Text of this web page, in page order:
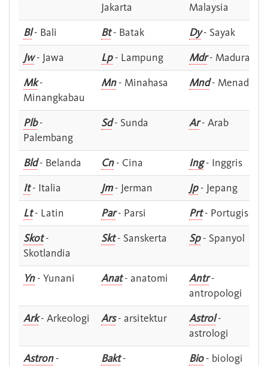
Jakarta
Malaysia
Bl- Bali Bt- Batak Dy- Sayak
Jw- Jawa Lp- Lampung Mdr- Madura
Mk-
Minangkabau
Mn- Minahasa Mnd- Menado
Plb-
Palembang
Sd- Sunda Ar- Arab
Bld- Belanda Cn- Cina Ing- Inggris
It- Italia Jm- Jerman Jp- Jepang
Lt- Latin Par- Parsi Prt- Portugis
Skot-
Skotlandia
Skt- Sanskerta Sp- Spanyol
Yn- Yunani Anat- anatomi Antr-
antropologi
Ark- Arkeologi Ars- arsitektur Astrol-
astrologi
Astron-
Bakt-
Bio- biologi